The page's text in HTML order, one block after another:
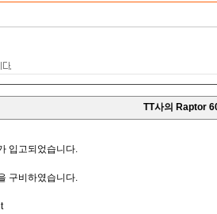
TT사의 Raptor
입고되었습니다.
구비하였습니다.